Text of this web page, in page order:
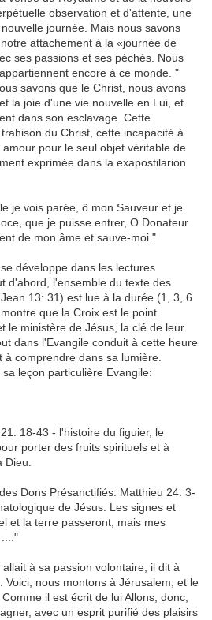
observation et d'attente, une
journée. Mais nous savons
attachement à la «journée de
ses passions et ses péchés. Nous
encore à ce monde. "
savons que le Christ, nous avons
la joie d'une vie nouvelle en Lui, et
dans son esclavage. Cette
du Christ, cette incapacité à
pour le seul objet véritable de
exprimée dans la exapostilarion
vois parée, ô mon Sauveur et je
que je puisse entrer, O Donateur
de mon âme et sauve-moi."
dans les lectures
d'abord, l'ensemble du texte des
13: 31) est lue à la durée (1, 3, 6
que la Croix est le point
le ministère de Jésus, la clé de leur
dans l'Evangile conduit à cette heure
comprendre dans sa lumière.
leçon particulière Evangile:
18-43 - l'histoire du figuier, le
porter des fruits spirituels et à
Présanctifiés: Matthieu 24: 3-
de Jésus. Les signes et
et la terre passeront, mais mes
à sa passion volontaire, il dit à
Voici, nous montons à Jérusalem, et le
il est écrit de lui Allons, donc,
avec un esprit purifié des plaisirs